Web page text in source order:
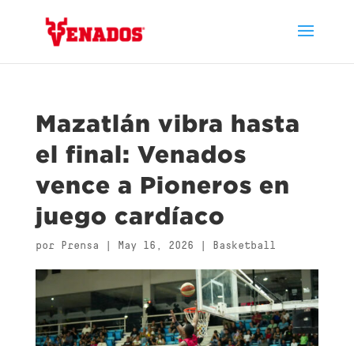
Mazatlán vibra hasta
el final: Venados
vence a Pioneros en
juego cardíaco
por Prensa May 16, 2026 Basketball